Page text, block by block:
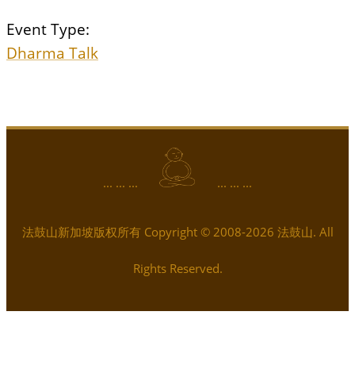
Event Type:
Dharma Talk
... ... ... ... ... ...
法鼓山新加坡版权所有 Copyright © 2008-2026 法鼓山. All
Rights Reserved.